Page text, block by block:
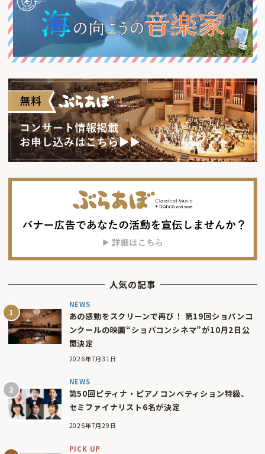
人気の記事
NEWS
あの感動をスクリーンで再び！ 第19回ショパンコ
ンクールの映画“ショパコンシネマ”が10月2日公
開決定
2026年7月31日
NEWS
第50回ピティナ・ピアノコンペティション特級、
セミファイナリスト6名が決定
2026年7月29日
PICK UP